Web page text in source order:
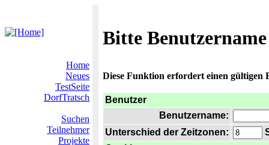
Bitte
Home
Neues
TestSeite
DorfTratsch
Suchen
Teilnehmer
Projekte
Diese Funktion erfordert einen gültigen
Benutzer
Benutzername:
Unterschied der Zeitzonen: